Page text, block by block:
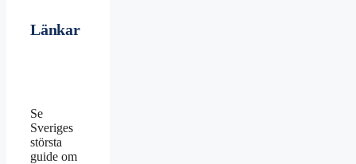
Länkar
Se
Sveriges
största
guide om